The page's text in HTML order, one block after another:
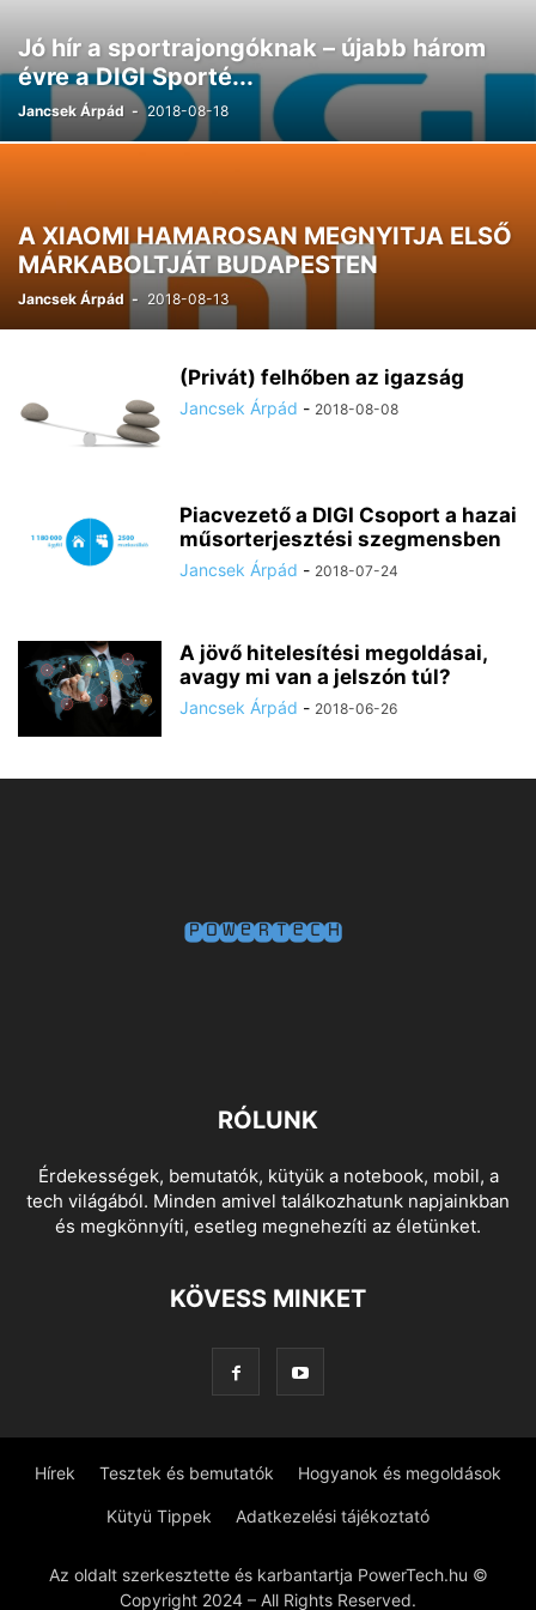
Jó hír a sportrajongóknak – újabb három
évre a DIGI Sporté...
Jancsek Árpád - 2018-08-18
A XIAOMI HAMAROSAN MEGNYITJA ELSŐ
MÁRKABOLTJÁT BUDAPESTEN
Jancsek Árpád - 2018-08-13
(Privát) felhőben az igazság
Jancsek Árpád - 2018-08-08
Piacvezető a DIGI Csoport a hazai
műsorterjesztési szegmensben
Jancsek Árpád - 2018-07-24
A jövő hitelesítési megoldásai,
avagy mi van a jelszón túl?
Jancsek Árpád - 2018-06-26
RÓLUNK
Érdekességek, bemutatók, kütyük a notebook, mobil, a
tech világából. Minden amivel találkozhatunk napjainkban
és megkönnyíti, esetleg megnehezíti az életünket.
KÖVESS MINKET
Hírek Tesztek és bemutatók Hogyanok és megoldások
Kütyü Tippek Adatkezelési tájékoztató
Az oldalt szerkesztette és karbantartja PowerTech.hu ©
Copyright 2024 – All Rights Reserved.